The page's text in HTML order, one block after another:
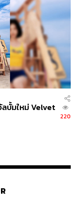
บั้มใหม่ Velvet
220